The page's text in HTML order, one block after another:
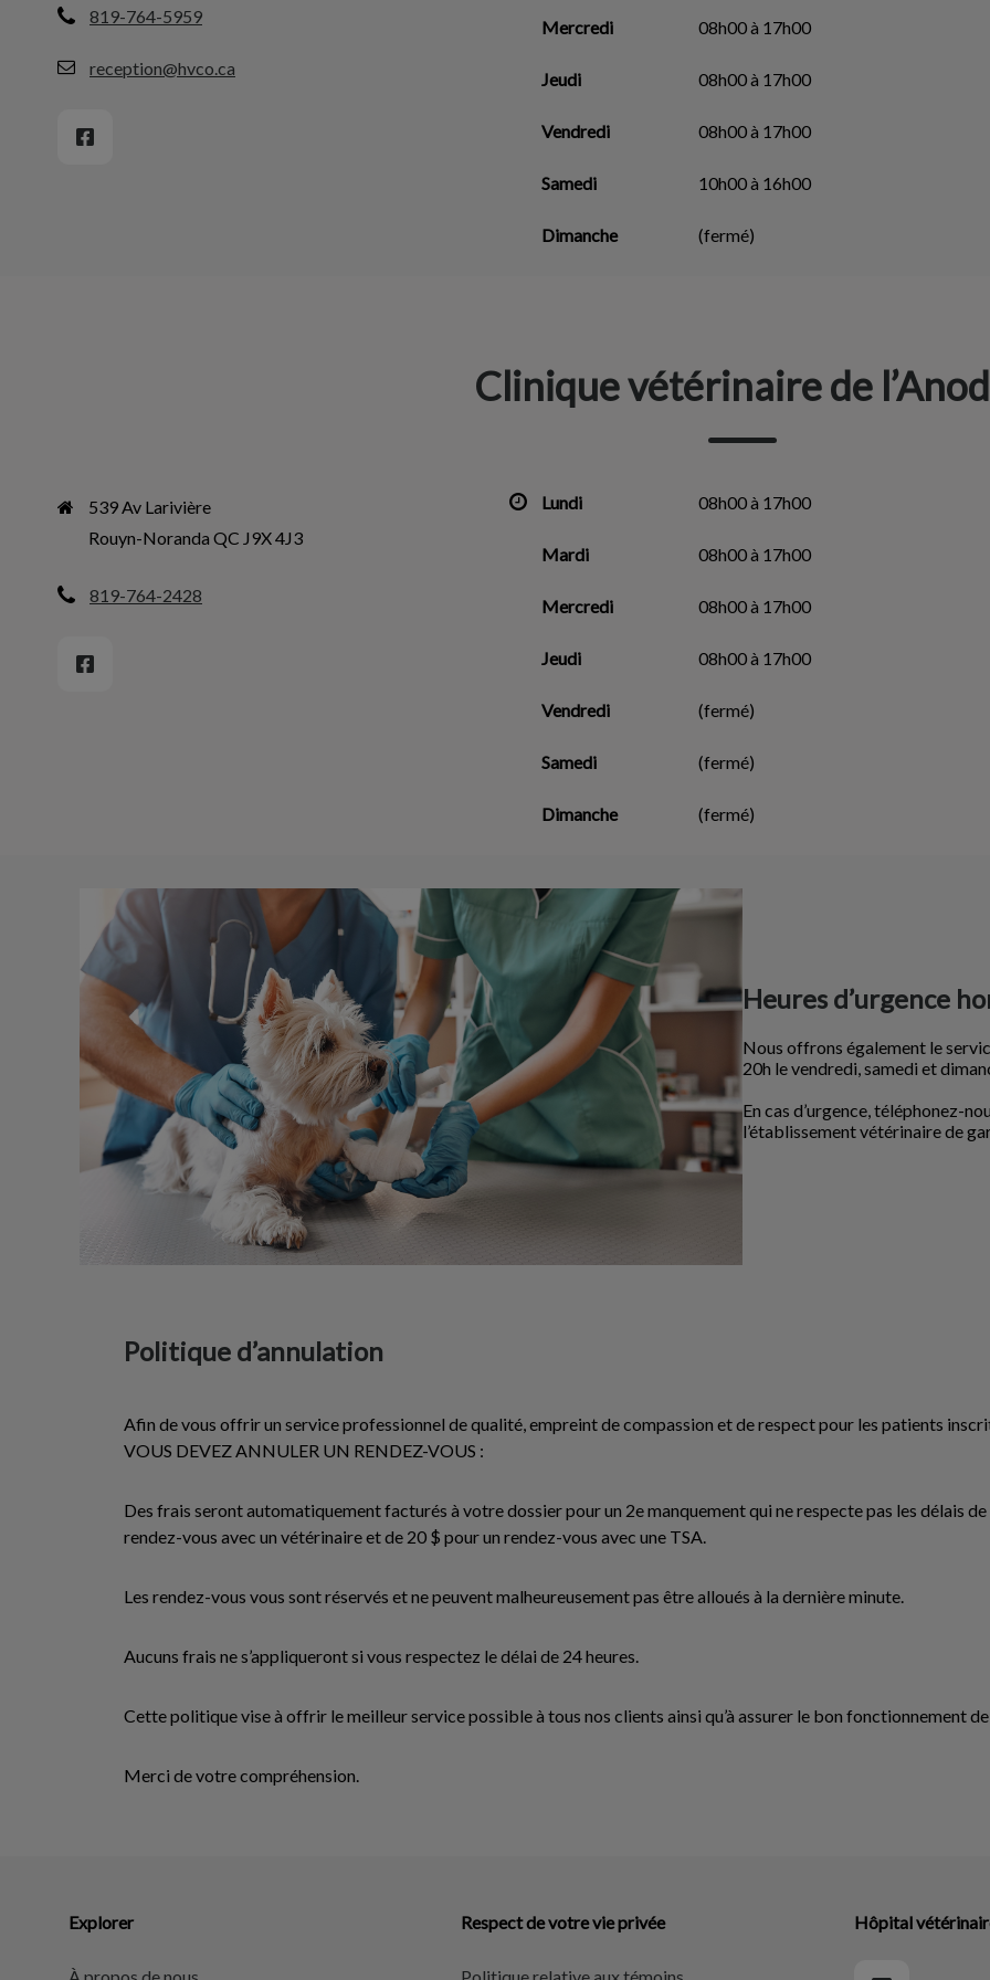
819-764-5959
reception@hvco.ca
Mercredi 08h00 à 17h00
Jeudi 08h00 à 17h00
Vendredi 08h00 à 17h00
Samedi 10h00 à 16h00
Dimanche (fermé)
Clinique vétérinaire de
539 Av Larivière
Rouyn-Noranda QC J9X 4J3
819-764-2428
Lundi 08h00 à 17h00
Mardi 08h00 à 17h00
Mercredi 08h00 à 17h00
Jeudi 08h00 à 17h00
Vendredi (fermé)
Samedi (fermé)
Dimanche (fermé)
Heures d’urgence
Nous offrons également le
20h le vendredi, samedi et
En cas d’urgence, téléphonez-
l’établissement vétérinaire de
Politique d’annulation
Afin de vous offrir un service professionnel de qualité, empreint de compassion et de respect pour les patients
VOUS DEVEZ ANNULER UN RENDEZ-VOUS :
Des frais seront automatiquement facturés à votre dossier pour un 2e manquement qui ne respecte pas les délais de
rendez-vous avec un vétérinaire et de 20 $ pour un rendez-vous avec une TSA.
Les rendez-vous vous sont réservés et ne peuvent malheureusement pas être alloués à la dernière minute.
Aucuns frais ne s’appliqueront si vous respectez le délai de 24 heures.
Cette politique vise à offrir le meilleur service possible à tous nos clients ainsi qu’à assurer le bon fonctionnement
Merci de votre compréhension.
Explorer Respect de votre vie privée Hôpital